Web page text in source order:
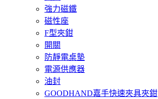
強力磁鐵
磁性座
F型夾鉗
開關
防靜電桌墊
電源供應器
油封
GOODHAND嘉手快速夾具夾鉗